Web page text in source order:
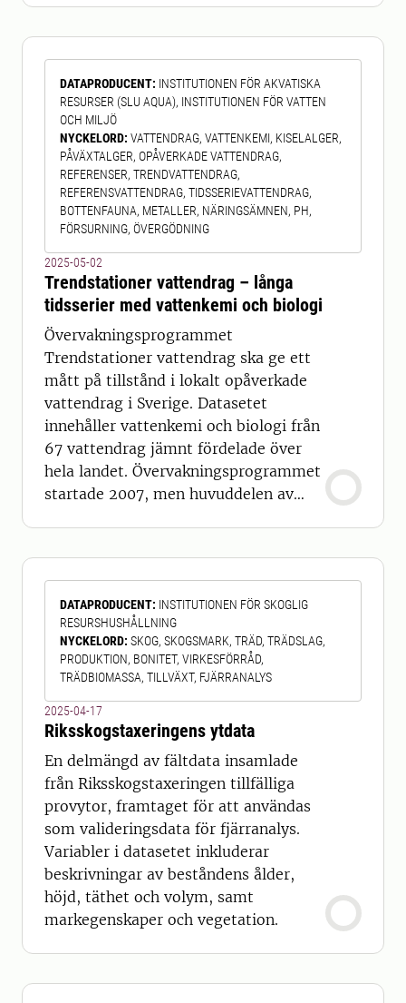
Data kan laddas ned, det finns
möjligheter att titta på kartorna med
hjälp av interaktiva webbverktyg och
data kan läsas i olika GIS-program.
Kartor
DATAPRODUCENT: INSTITUTIONEN FÖR AKVATISKA
RESURSER (SLU AQUA), INSTITUTIONEN FÖR VATTEN
OCH MILJÖ
NYCKELORD: VATTENDRAG, VATTENKEMI, KISELALGER,
PÅVÄXTALGER, OPÅVERKADE VATTENDRAG,
REFERENSER, TRENDVATTENDRAG,
REFERENSVATTENDRAG, TIDSSERIEVATTENDRAG,
BOTTENFAUNA, METALLER, NÄRINGSÄMNEN, PH,
FÖRSURNING, ÖVERGÖDNING
2025-05-02
Trendstationer vattendrag – långa
tidsserier med vattenkemi och biologi
Övervakningsprogrammet
Trendstationer vattendrag ska ge ett
mått på tillstånd i lokalt opåverkade
vattendrag i Sverige. Datasetet
innehåller vattenkemi och biologi från
67 vattendrag jämnt fördelade över
hela landet. Övervakningsprogrammet
startade 2007, men huvuddelen av
och har undersökts med avseende på
vattenkemi sedan mitten av 1980-
talet. För vissa av vattendragen har
övervakningen pågått i över 40 år. I
det nuvarande öv
DATAPRODUCENT: INSTITUTIONEN FÖR SKOGLIG
RESURSHUSHÅLLNING
NYCKELORD: SKOG, SKOGSMARK, TRÄD, TRÄDSLAG,
PRODUKTION, BONITET, VIRKESFÖRRÅD,
TRÄDBIOMASSA, TILLVÄXT, FJÄRRANALYS
2025-04-17
Riksskogstaxeringens ytdata
En delmängd av fältdata insamlade
från Riksskogstaxeringen tillfälliga
provytor, framtaget för att användas
som valideringsdata för fjärranalys.
Variabler i datasetet inkluderar
beskrivningar av beståndens ålder,
höjd, täthet och volym, samt
markegenskaper och vegetation.